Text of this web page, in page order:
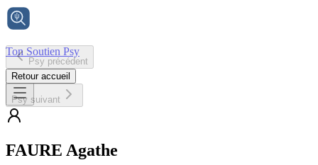
Ton Soutien Psy
Accueil
Psy précédent
Retour accueil
Psy suivant
FAURE Agathe